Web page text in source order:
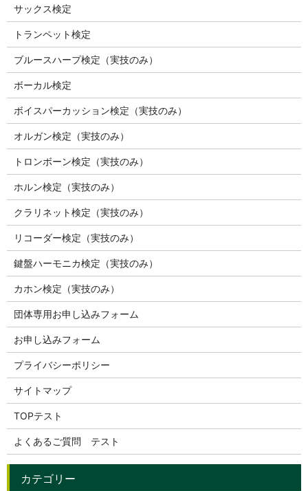
サックス検定
トランペット検定
ブルースハープ検定（実技のみ）
ボーカル検定
ボイスパーカッション検定（実技のみ）
オルガン検定（実技のみ）
トロンボーン検定（実技のみ）
ホルン検定（実技のみ）
クラリネット検定（実技のみ）
リコーダー検定（実技のみ）
鍵盤ハーモニカ検定（実技のみ）
カホン検定（実技のみ）
団体専用お申し込みフォーム
お申し込みフォーム
プライバシーポリシー
サイトマップ
TOPテスト
よくあるご質問 テスト